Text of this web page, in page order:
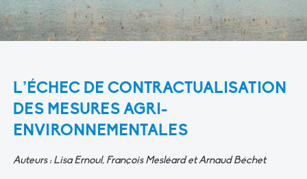
L’ÉCHEC DE CONTRACTUALISATION
DES MESURES AGRI-
ENVIRONNEMENTALES
Auteurs : Lisa Ernoul, François Mesléard et Arnaud Béchet